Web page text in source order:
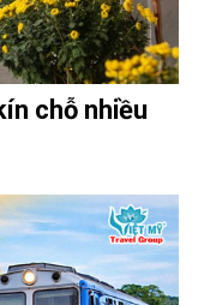
chỗ nhiều